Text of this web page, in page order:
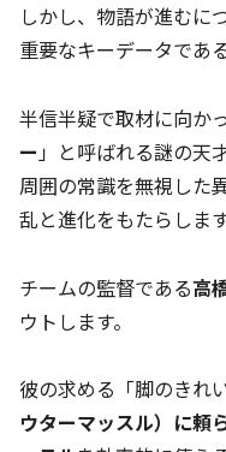
しかし、物語が進むに
重要なキーデータであ
半信半疑で取材に向か
ー」と呼ばれる謎の天
周囲の常識を無視した
乱と進化をもたらします
チームの監督である高
ウトします。
彼の求める「脚のきれ
ウターマッスル）に頼